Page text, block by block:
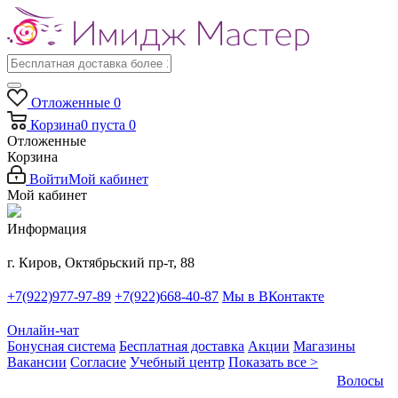
Отложенные 0
Корзина0 пуста 0
Отложенные
Корзина
ВойтиМой кабинет
Мой кабинет
Информация
г. Киров, Октябрьский пр-т, 88
+7(922)977-97-89 +7(922)668-40-87 Мы в ВКонтакте
Онлайн-чат
Бонусная система Бесплатная доставка Акции Магазины
Вакансии Согласие Учебный центр Показать все >
Волосы